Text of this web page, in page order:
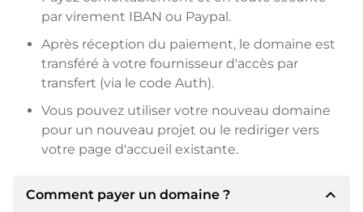
par virement IBAN ou Paypal.
Après réception du paiement, le domaine est
transféré à votre fournisseur d'accès par
transfert (via le code Auth).
Vous pouvez utiliser votre nouveau domaine
pour un nouveau projet ou le rediriger vers
votre page d'accueil existante.
Comment payer un domaine ? expand_less